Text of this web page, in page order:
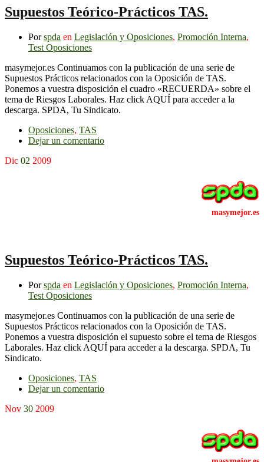
Supuestos Teórico-Prácticos TAS.
Porspda en Legislación y Oposiciones, Promoción Interna,
Test Oposiciones
masymejor.es Continuamos con la publicación de una serie de
Supuestos Prácticos relacionados con la Oposición de TAS.
Ponemos a vuestra disposición el cuadro «RECUERDA» sobre el
tema de Riesgos Laborales. Haz click AQUÍ para acceder a la
descarga. SPDA, Tu Sindicato.
Oposiciones, TAS
Dejar un comentario
Dic 02 2009
Supuestos Teórico-Prácticos TAS.
Porspda en Legislación y Oposiciones, Promoción Interna,
Test Oposiciones
masymejor.es Continuamos con la publicación de una serie de
Supuestos Prácticos relacionados con la Oposición de TAS.
Ponemos a vuestra disposición el supuesto sobre el tema de Riesgos
Laborales. Haz click AQUÍ para acceder a la descarga. SPDA, Tu
Sindicato.
Oposiciones, TAS
Dejar un comentario
Nov 30 2009